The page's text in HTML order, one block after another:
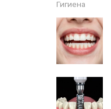
Гигиена